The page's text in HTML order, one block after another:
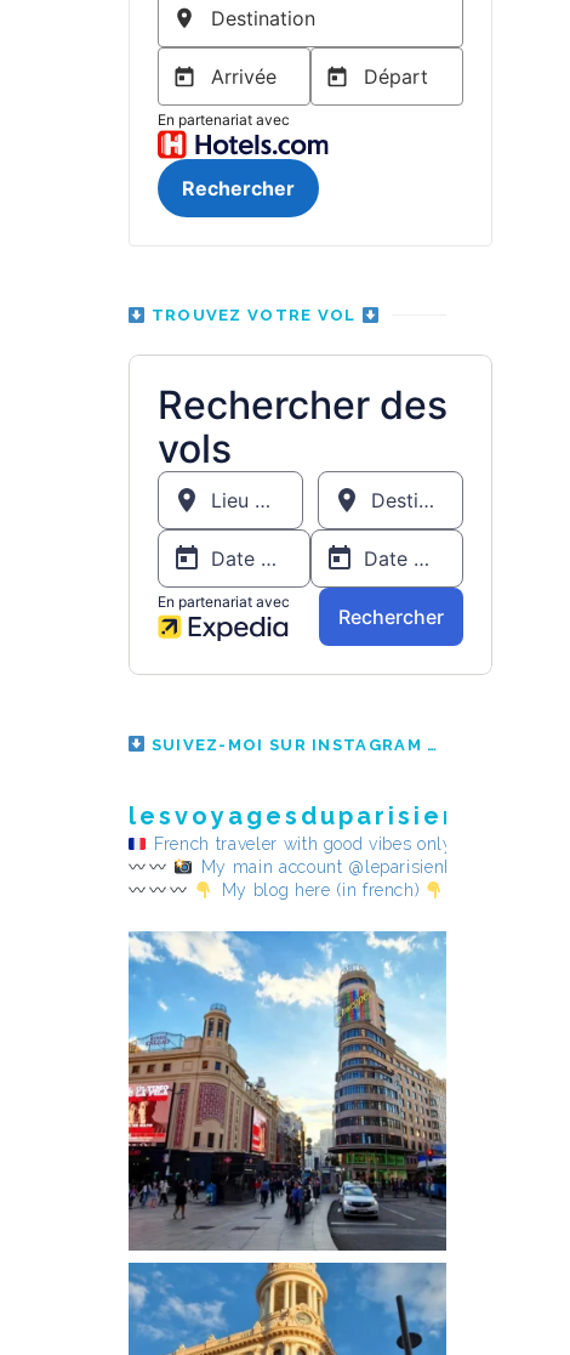
TROUVEZ VOTRE VOL
SUIVEZ-MOI SUR INSTAGRAM
French traveler with good vibes only
My main account @leparisienheureux
My blog here (in french)